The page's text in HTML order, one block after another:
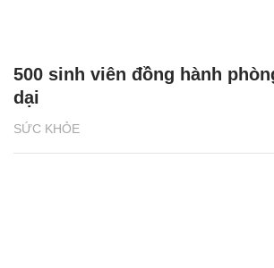
SỨC KHỎE
500 sinh viên đồng hành
dại